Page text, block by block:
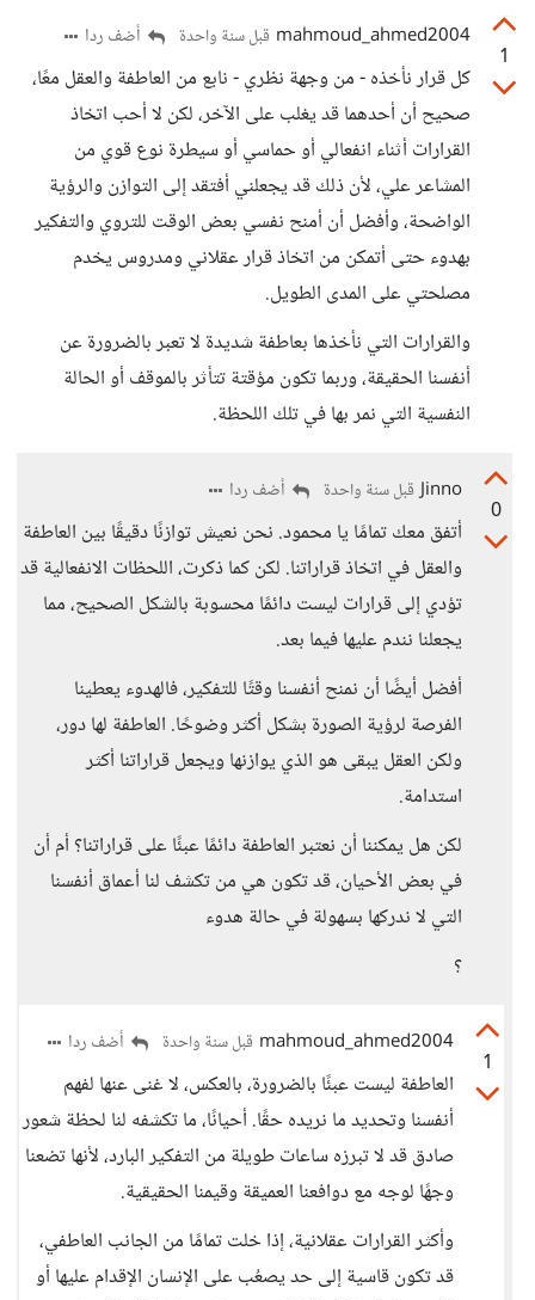
1
mahmoud_ahmed2004 قبل سنة واحدة أضف ردا
كل قرار نأخذه - من وجهة نظري - نابع من العاطفة والعقل معًا،
صحيح أن أحدهما قد يغلب على الآخر، لكن لا أحب اتخاذ
القرارات أثناء انفعالي أو حماسي أو سيطرة نوع قوي من
المشاعر علي، لأن ذلك قد يجعلني أفتقد إلى التوازن والرؤية
الواضحة، وأفضل أن أمنح نفسي بعض الوقت للتروي والتفكير
بهدوء حتى أتمكن من اتخاذ قرار عقلاني ومدروس يخدم
مصلحتي على المدى الطويل.
والقرارات التي نأخذها بعاطفة شديدة لا تعبر بالضرورة عن
أنفسنا الحقيقة، وربما تكون مؤقتة تتأثر بالموقف أو الحالة
النفسية التي نمر بها في تلك اللحظة.
0
Jinno قبل سنة واحدة أضف ردا
أتفق معك تمامًا يا محمود. نحن نعيش توازنًا دقيقًا بين العاطفة
والعقل في اتخاذ قراراتنا. لكن كما ذكرت، اللحظات الانفعالية قد
تؤدي إلى قرارات ليست دائمًا محسوبة بالشكل الصحيح، مما
يجعلنا نندم عليها فيما بعد.
أفضل أيضًا أن نمنح أنفسنا وقتًا للتفكير، فالهدوء يعطينا
الفرصة لرؤية الصورة بشكل أكثر وضوحًا. العاطفة لها دور،
ولكن العقل يبقى هو الذي يوازنها ويجعل قراراتنا أكثر
استدامة.
لكن هل يمكننا أن نعتبر العاطفة دائمًا عبئًا على قراراتنا؟ أم أن
في بعض الأحيان، قد تكون هي من تكشف لنا أعماق أنفسنا
التي لا ندركها بسهولة في حالة هدوء
؟
1
mahmoud_ahmed2004 قبل سنة واحدة أضف ردا
العاطفة ليست عبئًا بالضرورة، بالعكس، لا غنى عنها لفهم
أنفسنا وتحديد ما نريده حقًا. أحيانًا، ما تكشفه لنا لحظة شعور
صادق قد لا تبرزه ساعات طويلة من التفكير البارد، لأنها تضعنا
وجهًا لوجه مع دوافعنا العميقة وقيمنا الحقيقية.
وأكثر القرارات عقلانية، إذا خلت تمامًا من الجانب العاطفي،
قد تكون قاسية إلى حد يصعُب على الإنسان الإقدام عليها أو